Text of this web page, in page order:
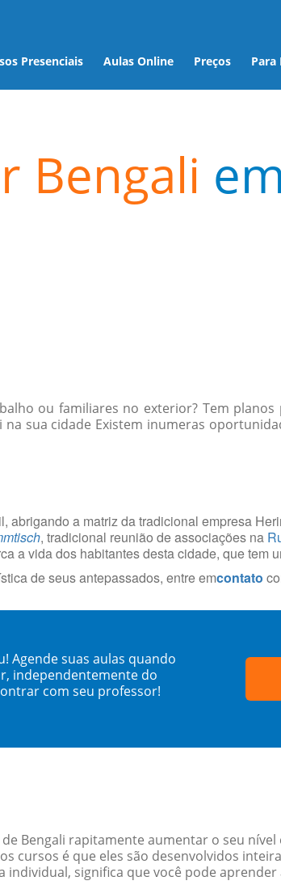
Presenciais Aulas Online Preços Para
Bengali em
ou familiares no exterior? Tem
sua cidade Existem inumeras
abrigando a matriz da tradicional empresa
, tradicional reunião de associações na
a vida dos habitantes desta cidade, que tem
de seus antepassados, entre emcontato
Agende suas aulas quando
independentemente do
com seu professor!
Bengali rapitamente aumentar o seu nível
cursos é que eles são desenvolvidos
significa que você pode